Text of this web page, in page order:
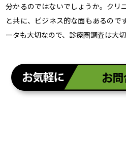
分かるのではないでしょうか。クリ
と共に、ビジネス的な面もあるので
ータも大切なので、診療圏調査は大切